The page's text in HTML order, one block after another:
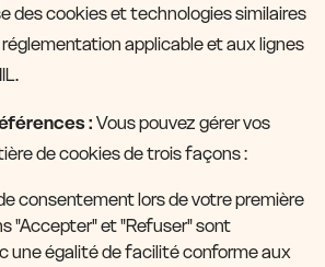
des cookies et technologies similaires
applicable et aux lignes
:Vous pouvez gérer vos
de cookies de trois façons :
consentement lors de votre première
"Accepter" et "Refuser" sont
une égalité de facilité conforme aux